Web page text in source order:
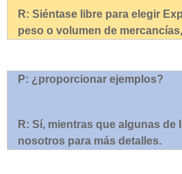
R: Siéntase libre para elegir
peso o volumen de
P: ¿proporcionar ejemplos?
R: Sí, mientras que algunas
nosotros para más detalles.